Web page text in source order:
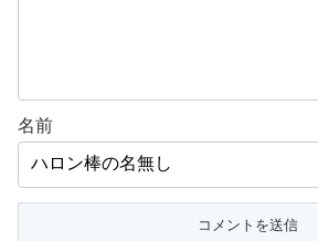
名前